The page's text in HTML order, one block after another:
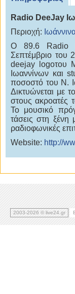
Radio DeeJay
Περιοχή:
O 89.6 Radio
Σεπτέμβριο του
deejay logoτου
Ιωαννίνων και
ποσοστό του Ν.
Δικτυώνεται με
στους ακροατές
Το μουσικό
τάσεις στη
ραδιοφωνικές
Website: http://
2003-2026 © live24.gr